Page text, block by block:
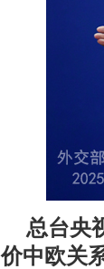
总台央
价中欧关